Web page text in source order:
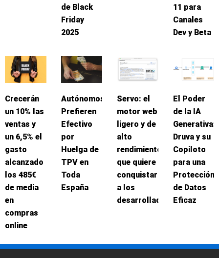
de Black
Friday
2025
11 para
Canales
Dev y Beta
Crecerán
un 10% las
ventas y
un 6,5% el
gasto
alcanzado
los 485€
de media
en
compras
online
Autónomos
Prefieren
Efectivo
por
Huelga de
TPV en
Toda
España
Servo: el
motor web
ligero y de
alto
rendimiento
que quiere
conquistar
a los
desarrolladores
El Poder
de la IA
Generativa:
Druva y su
Copiloto
para una
Protección
de Datos
Eficaz